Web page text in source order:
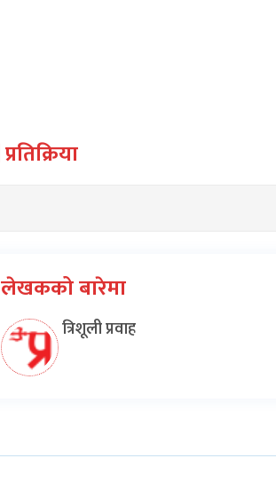
प्रतिक्रिया
लेखकको बारेमा
त्रिशूली प्रवाह